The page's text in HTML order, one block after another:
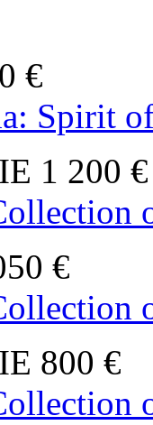
€
Spirit
1 200 €
€
800 €